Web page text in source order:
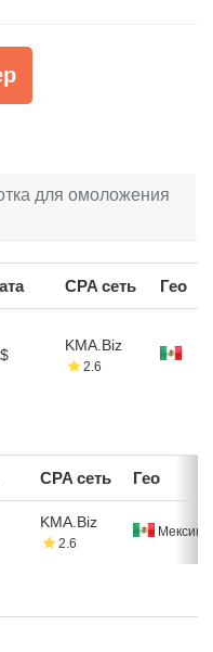
для омоложения
CPA сеть Гео
KMA.Biz
2.6
CPA сеть Гео
KMA.Biz
2.6
Мексика